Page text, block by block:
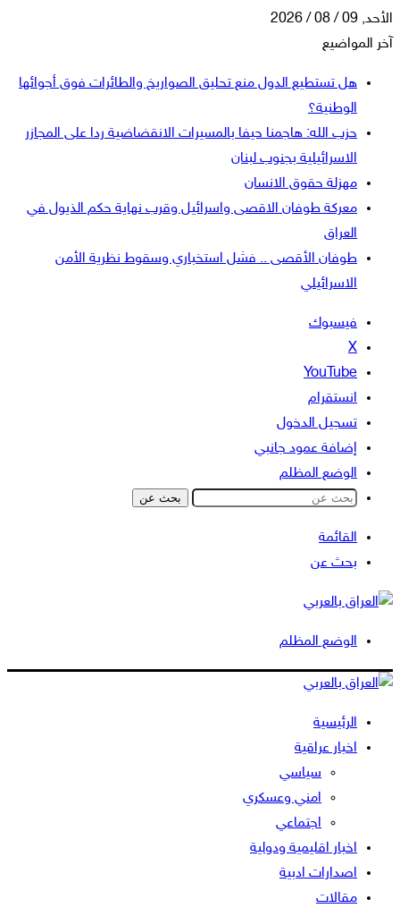
الأحد, 09 / 08 / 2026
آخر المواضيع
هل تستطيع الدول منع تحليق الصواريخ والطائرات فوق أجوائها
الوطنية؟
حزب الله: هاجمنا حيفا بالمسيرات الانقضاضية ردا على المجازر
الاسرائيلية بجنوب لبنان
مهزلة حقوق الانسان
معركة طوفان الاقصى واسرائيل وقرب نهاية حكم الذيول في
العراق
طوفان الأقصى .. فشل استخباري وسقوط نظرية الأمن
الاسرائيلي
فيسبوك
‫X
‫YouTube
انستقرام
تسجيل الدخول
إضافة عمود جانبي
الوضع المظلم
بحث عن
القائمة
بحث عن
الوضع المظلم
الرئيسية
اخبار عراقية
سياسي
امني وعسكري
اجتماعي
اخبار اقليمية ودولية
اصدارات ادبية
مقالات